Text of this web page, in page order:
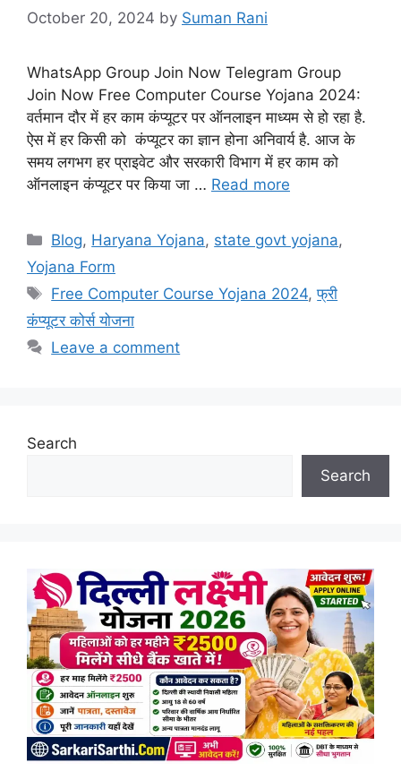
October 20, 2024 by Suman Rani
WhatsApp Group Join Now Telegram Group
Join Now Free Computer Course Yojana 2024:
वर्तमान दौर में हर काम कंप्यूटर पर ऑनलाइन माध्यम से हो रहा है.
ऐस में हर किसी को कंप्यूटर का ज्ञान होना अनिवार्य है. आज के
समय लगभग हर प्राइवेट और सरकारी विभाग में हर काम को
ऑनलाइन कंप्यूटर पर किया जा … Read more
Categories
Blog, Haryana Yojana, state govt yojana,
Yojana Form
Tags
Free Computer Course Yojana 2024,फ्री
कंप्यूटर कोर्स योजना
Leave a comment
Search
Search